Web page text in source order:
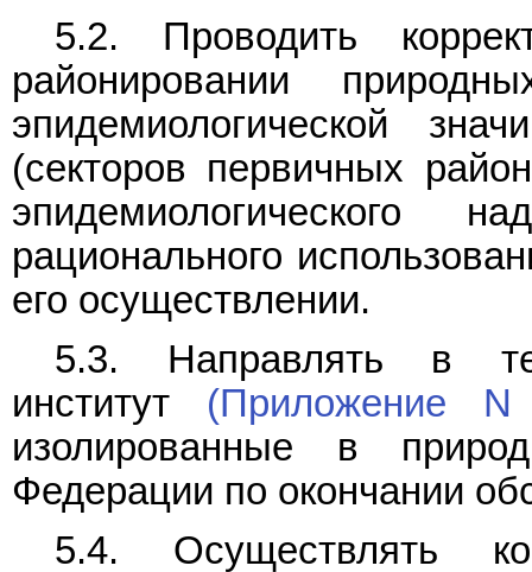
5.2. Проводить
районировании
эпидемиологической
(секторов первичных
рационального
его осуществлении.
5.3. Направлять в
институт (Приложение
изолированные в
Федерации по окончании
5.4. Осуществлять